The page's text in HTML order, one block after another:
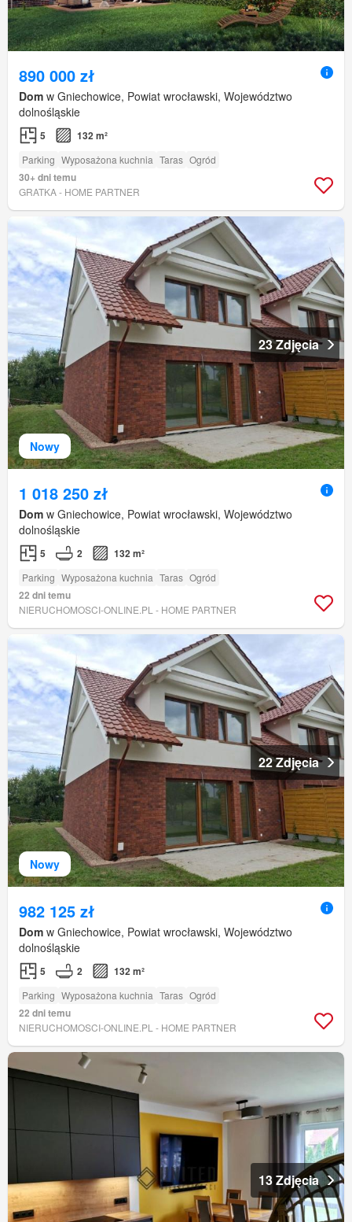
890 000 zł
Dom w Gniechowice, Powiat wrocławski, Województwo
dolnośląskie
5 132 m²
Parking Wyposażona kuchnia Taras Ogród
30+ dni temu
GRATKA - HOME PARTNER
Nowy
23 Zdjęcia
1 018 250 zł
Dom w Gniechowice, Powiat wrocławski, Województwo
dolnośląskie
5 2 132 m²
Parking Wyposażona kuchnia Taras Ogród
22 dni temu
NIERUCHOMOSCI-ONLINE.PL - HOME PARTNER
Nowy
22 Zdjęcia
982 125 zł
Dom w Gniechowice, Powiat wrocławski, Województwo
dolnośląskie
5 2 132 m²
Parking Wyposażona kuchnia Taras Ogród
22 dni temu
NIERUCHOMOSCI-ONLINE.PL - HOME PARTNER
13 Zdjęcia